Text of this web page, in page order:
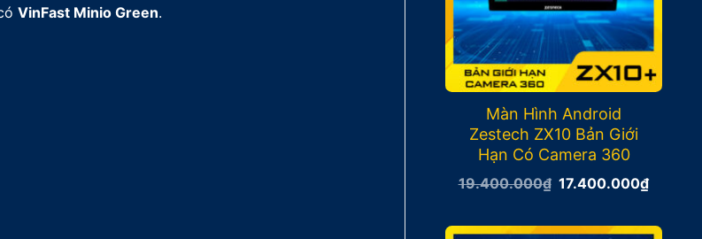
VinFast Minio Green.
Màn Hình Android
Zestech ZX10 Bản Giới
Hạn Có Camera 360
19.400.000₫ Giá
19.400.000₫.
17.400.000₫Giá
là: